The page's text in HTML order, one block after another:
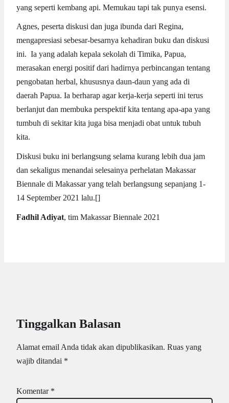
yang seperti kembang api. Memukau tapi tak punya esensi.
Agnes, peserta diskusi dan juga ibunda dari Regina,
mengapresiasi sebesar-besarnya kehadiran buku dan diskusi
ini. Ia yang adalah kepala sekolah di Timika, Papua,
merasakan energi positif dari hadirnya perbincangan tentang
pengobatan herbal, khususnya daun-daun yang ada di
daerah Papua. Ia berharap agar kerja-kerja seperti ini terus
berlanjut dan membuka perspektif kita tentang apa-apa yang
tumbuh di sekitar kita juga bisa menjadi obat untuk tubuh
kita.
Diskusi buku ini berlangsung selama kurang lebih dua jam
dan sekaligus menandai selesainya perhelatan Makassar
Biennale di Makassar yang telah berlangsung sepanjang 1-
14 September 2021 lalu.[]
Fadhil Adiyat, tim Makassar Biennale 2021
Tinggalkan Balasan
Alamat email Anda tidak akan dipublikasikan. Ruas yang
wajib ditandai *
Komentar *